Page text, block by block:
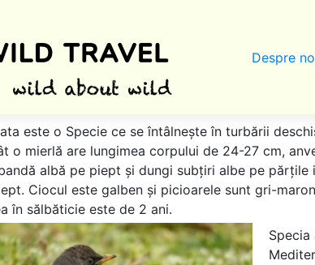
Despre
este o Specie ce se întâlnește în turbării
o mierlă are lungimea corpului de 24-27 cm,
albă pe piept și dungi subțiri albe pe
Ciocul este galben și picioarele sunt gri-
în sălbăticie este de 2 ani.